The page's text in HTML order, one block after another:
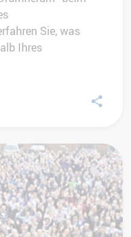
Sie, was
Ihres